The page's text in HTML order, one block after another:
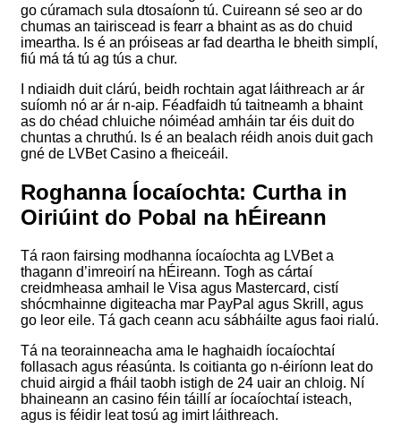
go cúramach sula dtosaíonn tú. Cuireann sé seo ar do
chumas an tairiscead is fearr a bhaint as as do chuid
imeartha. Is é an próiseas ar fad deartha le bheith simplí,
fiú má tá tú ag tús a chur.
I ndiaidh duit clárú, beidh rochtain agat láithreach ar ár
suíomh nó ar ár n-aip. Féadfaidh tú taitneamh a bhaint
as do chéad chluiche nóiméad amháin tar éis duit do
chuntas a chruthú. Is é an bealach réidh anois duit gach
gné de LVBet Casino a fheiceáil.
Roghanna Íocaíochta: Curtha in
Oiriúint do Pobal na hÉireann
Tá raon fairsing modhanna íocaíochta ag LVBet a
thagann d’imreoirí na hÉireann. Togh as cártaí
creidmheasa amhail le Visa agus Mastercard, cistí
shócmhainne digiteacha mar PayPal agus Skrill, agus
go leor eile. Tá gach ceann acu sábháilte agus faoi rialú.
Tá na teorainneacha ama le haghaidh íocaíochtaí
follasach agus réasúnta. Is coitianta go n-éiríonn leat do
chuid airgid a fháil taobh istigh de 24 uair an chloig. Ní
bhaineann an casino féin táillí ar íocaíochtaí isteach,
agus is féidir leat tosú ag imirt láithreach.